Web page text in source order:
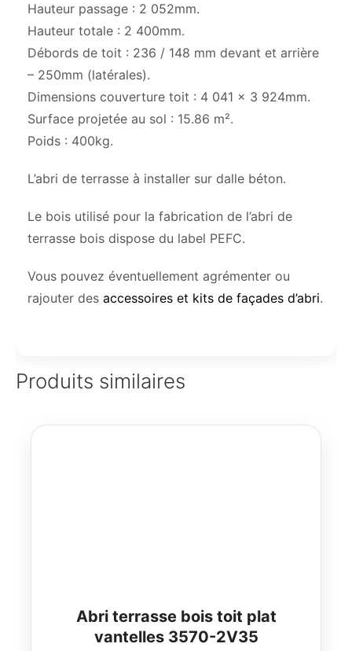
Hauteur passage : 2 052mm.
Hauteur totale : 2 400mm.
Débords de toit : 236 / 148 mm devant et arrière
– 250mm (latérales).
Dimensions couverture toit : 4 041 x 3 924mm.
Surface projetée au sol : 15.86 m².
Poids : 400kg.
L’abri de terrasse à installer sur dalle béton.
Le bois utilisé pour la fabrication de l’abri de
terrasse bois dispose du label PEFC.
Vous pouvez éventuellement agrémenter ou
rajouter des accessoires et kits de façades d’abri.
Produits similaires
Abri terrasse bois toit plat
vantelles 3570-2V35